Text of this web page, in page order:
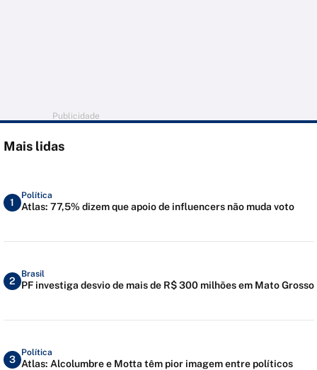
Publicidade
Mais lidas
1
Política
Atlas: 77,5% dizem que apoio de influencers não muda voto
2
Brasil
PF investiga desvio de mais de R$ 300 milhões em Mato Grosso
3
Política
Atlas: Alcolumbre e Motta têm pior imagem entre políticos